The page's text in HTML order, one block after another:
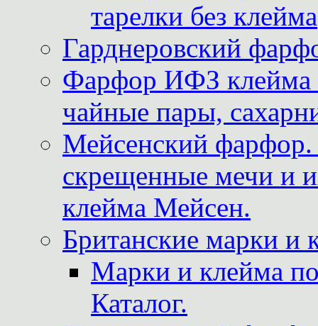
тарелки без клейма
Гарднеровский
Фарфор ИФЗ клейма
чайные пары,
Мейсенский фарфор.
скрещенные мечи и
клейма Мейсен.
Британские марки и
Марки и клейма
Каталог.